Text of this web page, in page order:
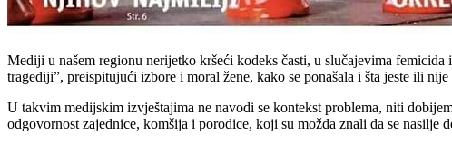
Mediji u našem regionu nerijetko kršeći kodeks časti, u slučajevima
tragediji”, preispitujući izbore i moral žene, kako se ponašala i šta jeste ili
U takvim medijskim izvještajima ne navodi se kontekst problema, niti
odgovornost zajednice, komšija i porodice, koji su možda znali da se nasilje